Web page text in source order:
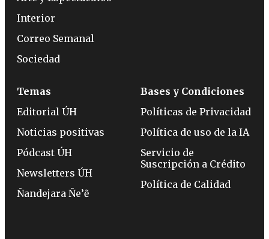
Interior
Correo Semanal
Sociedad
Temas
Editorial ÚH
Noticias positivas
Pódcast ÚH
Newsletters ÚH
Ñandejara Ñe’ẽ
Bases y Condiciones
Políticas de Privacidad
Política de uso de la IA
Servicio de
Suscripción a Crédito
Política de Calidad